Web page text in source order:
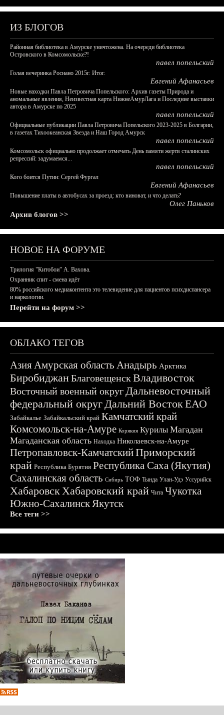
ИЗ БЛОГОВ
Районная библиотека в Амурске уничтожена. На очереди библиотека
Островского в Комсомольске?!
павел попельский
Голая вечеринка Роснано 2015г. Итог.
Евгений Афанасьев
Новые находки Павла Петровича Попельского: Архив газеты Природа и
аномальные явления, Неизвестная карта НижнеАмурЛага и Последние выставки
автора в Амурске по 2025
павел попельский
Официальные публикации Павла Петровича Попельского 2023-2025 в Болгарии,
в газетах Тихоокеанская Звезда и Наш Город Амурск
павел попельский
Комсомольск официально продолжает отмечать День памяти жертв сталинских
репрессий: задумаемся...
павел попельский
Кого боится Путин: Сергей Фургал
Евгений Афанасьев
Повышение платы в автобусах за проезд: кто виноват, и что делать?
Олег Паньков
Архив блогов >>
НОВОЕ НА ФОРУМЕ
Трилогия "Китобои" А. Вахова.
Охранник спит - смена идёт
80% российского медиаконтента это телевидение для пациентов психдиспансера
и наркологии.
Перейти на форум >>
ОБЛАКО ТЕГОВ
АзияАмурская область Анадырь Арктика
БиробиджанБлаговещенскВладивосток
Восточный военный округДальневосточный
федеральный округДальний ВостокЕАО
Забайкалье Забайкальский край Камчатский край
Комсомольск-на-Амуре Корякия Курилы Магадан
Магаданская область Находка Николаевск-на-Амуре
Петропавловск-КамчатскийПриморский
край Республика Бурятия Республика Саха (Якутия)
Сахалинская область Сибирь ТОФ Тында Улан-Удэ Уссурийск
ХабаровскХабаровский край Чита Чукотка
Южно-СахалинскЯкутск
Все теги >>